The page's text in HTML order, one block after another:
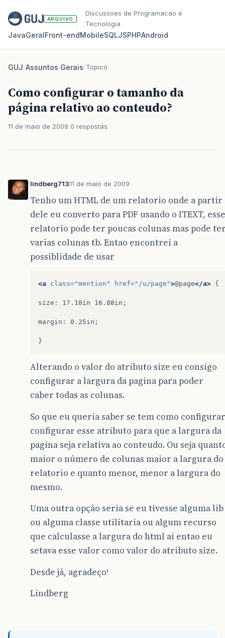
ARQUIVO
Discussoes de Programacao e
Tecnologia
JavaGeralFront‑endMobileSQLJSPHPAndroid
GUJ/Assuntos Gerais/Topico
Como configurar o tamanho da
página relativo ao conteudo?
11 de maio de 2009 0 respostas
lindberg71311 de maio de 2009
Tenho um HTML de um relatorio onde a partir
dele eu converto para PDF usando o ITEXT, esse
relatorio pode ter poucas colunas mas pode
varias colunas tb. Entao encontrei a
possiblidade de usar
<a class="mention" href="/u/page">@page</a> {
size: 17.18in 16.88in;
margin: 0.25in;
Alterando o valor do atributo size eu consigo
configurar a largura da pagina para poder
caber todas as colunas.
So que eu queria saber se tem como configurar
configurar esse atributo para que a largura da
pagina seja relativa ao conteudo. Ou seja
maior o número de colunas maior a largura do
relatorio e quanto menor, menor a largura do
mesmo.
Uma outra opção seria se eu tivesse alguma lib
ou alguma classe utilitaria ou algum recurso
que calculasse a largura do html ai entao eu
setava esse valor como valor do atributo size.
Desde já, agradeço!
Lindberg